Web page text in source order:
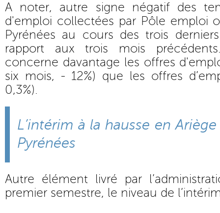
A noter, autre signe négatif des
d'emploi collectées par Pôle emploi
Pyrénées au cours des trois
rapport aux trois mois
concerne davantage les offres
six mois, - 12%) que les offres
0,3%).
L’intérim à la hausse en
Pyrénées
Autre élément livré par
premier semestre, le niveau de